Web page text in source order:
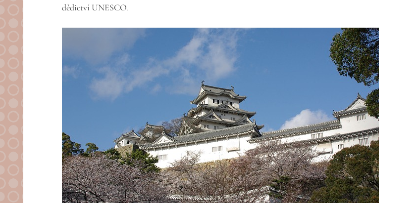
dědictví UNESCO.